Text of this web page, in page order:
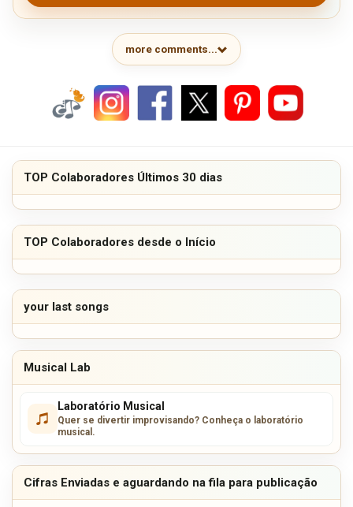
more comments...
TOP Colaboradores Últimos 30 dias
TOP Colaboradores desde o Início
your last songs
Musical Lab
Laboratório Musical
Quer se divertir improvisando? Conheça o laboratório
musical.
Cifras Enviadas e aguardando na fila para publicação